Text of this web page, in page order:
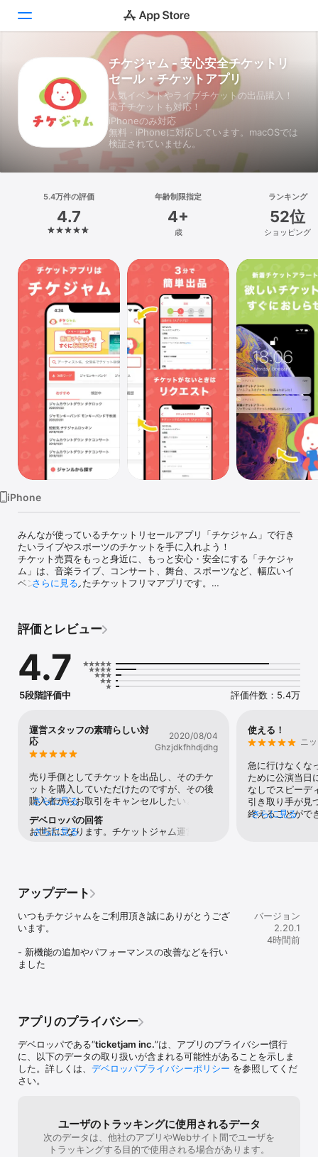
ゲーム
アプリ
検索
プラットフォーム
iPhone
iPad
Mac
Vision
Watch
チケジャム - 安心安全チケットリ
セール・チケットアプリ
人気イベントやライブチケットの出品購入！
電子チケットも対応！
iPhoneのみ対応
無料 · iPhoneに対応しています。macOSでは
検証されていません。
5.4万件の評価
4.7
年齢制限指定
4+
歳
ランキング
52位
ショッピング
iPhone
みんなが使っているチケットリセールアプリ「チケジャム」で行き
たいライブやスポーツのチケットを手に入れよう！
チケット売買をもっと身近に、もっと安心・安全にする「チケジャ
ム」は、音楽ライブ、コンサート、舞台、スポーツなど、幅広いイ
ベントに対応したチケットフリマアプリです。
②紙チケットや電子チケットなど、形式を問わずチケット出品・チ
③公演当日までやり取りできるから、急な予定変更にも
④定価以下のチケットも多い
⑤会員登録・アプリ利用は完全無料のチケットアプリ
＼チケジャムはこんな方におすすめ／
◆ 欲しいスポーツ・音楽イベント・コンサートのチケット出品がさ
れた際に通知が届く電子チケットアプリ
◆ 公演日程から探せる検索機能を備えたアプリ
◆ 落選時にも譲ってくれる出品者が見つかるライブチケットリセー
ルサービス
◆ リセール・トレードに特化したチケットアプリを探している方に
最適
◆ お得・スムーズにチケット入手ができるチケット取引設計
◆ 当日までチケット取引ができ、手渡しもあるフリマ形式
◆ 実績豊富で信頼性の高い安心できるチケット取引アプリ
◆ 24時間体制のサポートが用意されているチケットサービス
◆ やることリスト機能があり、チケット取引忘れを防止できる設計
◆ ファンクラブ先行や一般発売で逃した人に便利
◆ KPOP、JPOP、海外アーティストなどの音楽ライブに強いチケッ
トアプリ
◆ 映画イベントや試写会などプレミアチケット取引実績も多数
◆ 全国ツアーに参加したいファンにとって頼れるチケットアプリ
る
◆ プロ野球などスポーツ観戦の公式戦チケット取引対象
◆ QRやスマホなど電子チケットの利便性に優れたアプリ
◆ 新着チケット出品の通知が届くため、見逃さずにチケット購入検
討ができる設計
◆ スマートフォンでスキマ時間にチケット検索・チケット購入が完
◆ 希望チケットの価格が下がったときに通知を受け取れる価格追跡
◆ チケット探しの合間にエンタメニュースや公演情報もチェック可
さらに見る
評価とレビュー
4.7
5段階評価中 評価件数：5.4万
運営スタッフの素晴らしい対
応
2020/08/04
Ghzjdkfhhdjdhg
売り手側としてチケットを出品し、そのチケ
ットを購入していただけたのですが、その後
購入者からお取引をキャンセルしたいとの申
し出がありました。（この方の申し出には非
常に困りましたが:/）運営にお問い合わせし
たところ、すぐ対応して頂きスムーズにお取
セルになり少しショックでしたが、運営スタ
ッフさんのお気遣いがとても嬉しかったで
す。その他のことでも意見を送ったことがあ
るのですが、すぐお返事+ばっちり対応して
くれました。他のユーザーのレビューも拝見
させて頂きましたが、そもそも定価の倍以上
でチケットを「売らない」「買わない」が大
事ですよね。それは私たち出品者、購入者が
供して頂いているのですから、まずは私たち
ユーザー自身が気をつけるべきだと思いま
す。
さらに見る
デベロッパの回答
お世話になります。チケットジャム運営事務
引がキャンセルとなってしまった事大変心苦
体制でお客様の満足度向上に取り組んで参り
ますので、今後ともどうぞよろしくお願いい
おります。
さらに見る
使える！
ニ
急に行けなくな
ために公演当日
なしでスピーデ
引き取り手が見
終えることがで
さらに見る
アップデート
いつもチケジャムをご利用頂き誠にありがとうござ
います。
- 新機能の追加やパフォーマンスの改善などを行い
ました
バージョン
2.20.1
4時間前
アプリのプライバシー
デベロッパである“ticketjam inc.”は、アプリのプライバシー慣行
に、以下のデータの取り扱いが含まれる可能性があることを示しま
した。詳しくは、 デベロッパプライバシーポリシー を参照してくだ
さい。
ユーザのトラッキングに使用されるデータ
次のデータは、他社のアプリやWebサイト間でユーザを
トラッキングする目的で使用される場合があります。